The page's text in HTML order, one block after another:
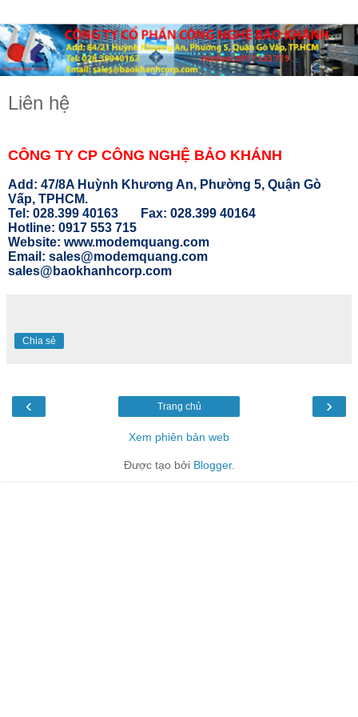
Liên hệ
CÔNG TY CP CÔNG NGHỆ BẢO KHÁNH
Add: 47/8A Huỳnh Khương An, Phường 5, Quận Gò
Vấp, TPHCM.
Tel: 028.399 40163 Fax: 028.399 40164
Hotline: 0917 553 715
Website: www.modemquang.com
Email: sales@modemquang.com
sales@baokhanhcorp.com
Chia sẻ
‹ ›
Trang chủ
Xem phiên bản web
Được tạo bởi Blogger.